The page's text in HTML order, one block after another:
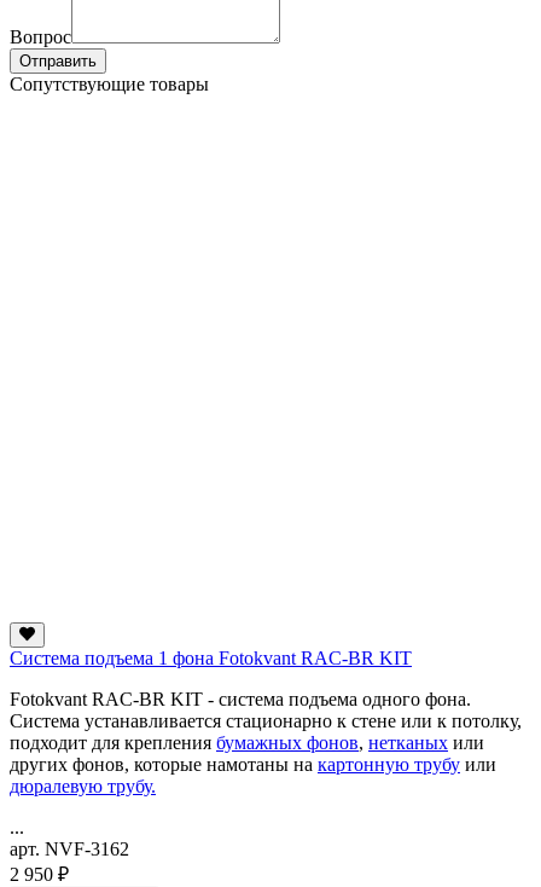
Вопрос
Отправить
Сопутствующие товары
Система подъема 1 фона Fotokvant RAC-BR KIT
Fotokvant RAC-BR KIT - система подъема одного фона.
Система устанавливается стационарно к стене или к потолку,
подходит для крепления бумажных фонов, нетканых или
других фонов, которые намотаны на картонную трубу или
дюралевую трубу.
...
арт. NVF-3162
2 950 ₽